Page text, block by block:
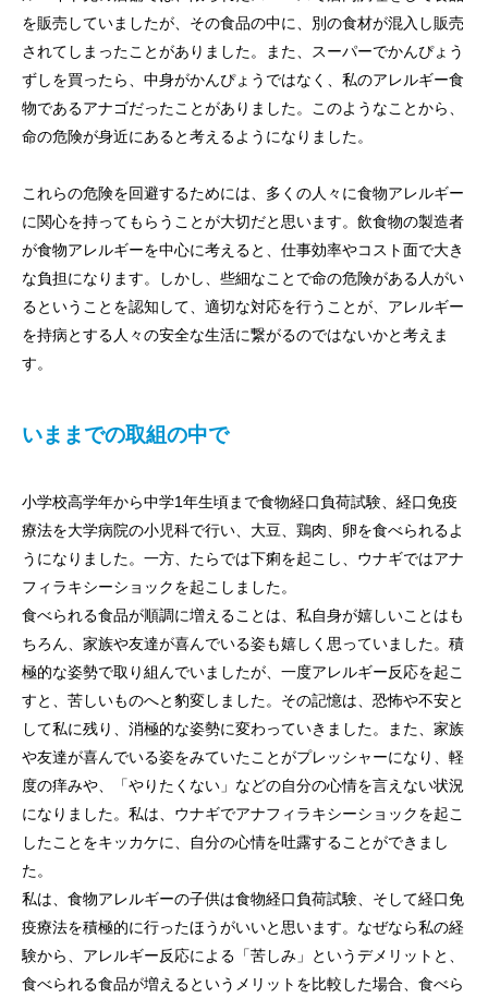
を販売していましたが、その食品の中に、別の食材が混入し販売
されてしまったことがありました。また、スーパーでかんぴょう
ずしを買ったら、中身がかんぴょうではなく、私のアレルギー食
物であるアナゴだったことがありました。このようなことから、
命の危険が身近にあると考えるようになりました。
これらの危険を回避するためには、多くの人々に食物アレルギー
に関心を持ってもらうことが大切だと思います。飲食物の製造者
が食物アレルギーを中心に考えると、仕事効率やコスト面で大き
な負担になります。しかし、些細なことで命の危険がある人がい
るということを認知して、適切な対応を行うことが、アレルギー
を持病とする人々の安全な生活に繋がるのではないかと考えま
す。
いままでの取組の中で
小学校高学年から中学1年生頃まで食物経口負荷試験、経口免疫
療法を大学病院の小児科で行い、大豆、鶏肉、卵を食べられるよ
うになりました。一方、たらでは下痢を起こし、ウナギではアナ
フィラキシーショックを起こしました。
食べられる食品が順調に増えることは、私自身が嬉しいことはも
ちろん、家族や友達が喜んでいる姿も嬉しく思っていました。積
極的な姿勢で取り組んでいましたが、一度アレルギー反応を起こ
すと、苦しいものへと豹変しました。その記憶は、恐怖や不安と
して私に残り、消極的な姿勢に変わっていきました。また、家族
や友達が喜んでいる姿をみていたことがプレッシャーになり、軽
度の痒みや、「やりたくない」などの自分の心情を言えない状況
になりました。私は、ウナギでアナフィラキシーショックを起こ
したことをキッカケに、自分の心情を吐露することができまし
た。
私は、食物アレルギーの子供は食物経口負荷試験、そして経口免
疫療法を積極的に行ったほうがいいと思います。なぜなら私の経
験から、アレルギー反応による「苦しみ」というデメリットと、
食べられる食品が増えるというメリットを比較した場合、食べら